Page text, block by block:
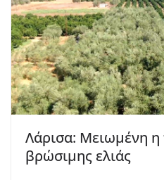
Λάρισα: Μειωμένη
βρώσιμης ελιάς